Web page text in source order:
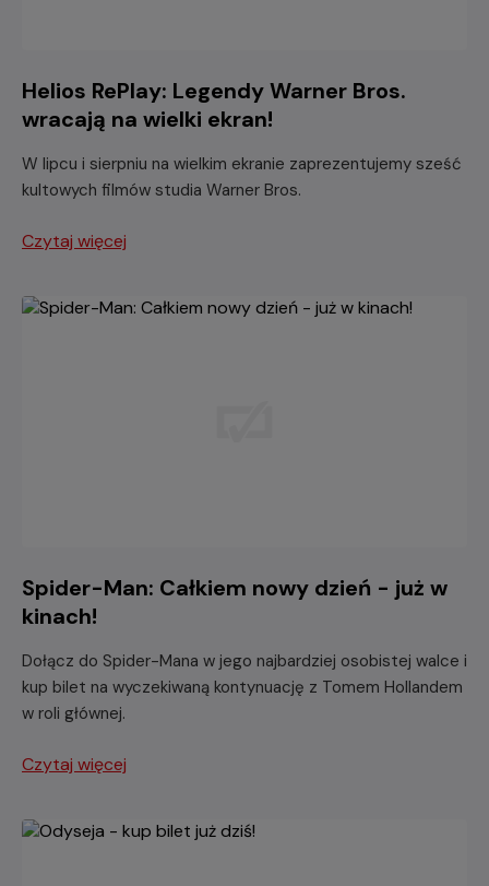
Helios RePlay: Legendy Warner Bros.
wracają na wielki ekran!
W lipcu i sierpniu na wielkim ekranie zaprezentujemy sześć
kultowych filmów studia Warner Bros.
Czytaj więcej
Spider-Man: Całkiem nowy dzień - już w
kinach!
Dołącz do Spider-Mana w jego najbardziej osobistej walce i
kup bilet na wyczekiwaną kontynuację z Tomem Hollandem
w roli głównej.
Czytaj więcej